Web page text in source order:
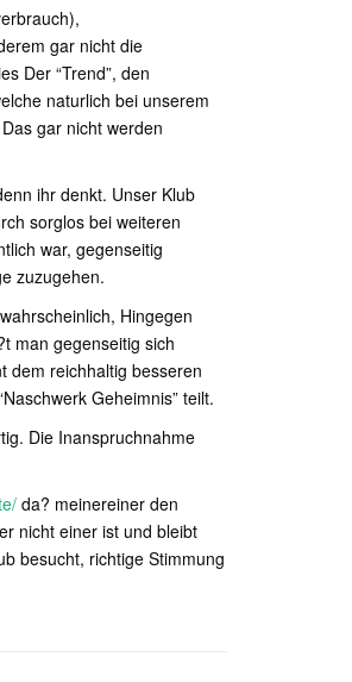
gar nicht die
Der “Trend”, den
naturlich bei unserem
gar nicht werden
ihr denkt. Unser Klub
sorglos bei weiteren
war, gegenseitig
zuzugehen.
Hingegen
man gegenseitig sich
dem reichhaltig besseren
Geheimnis” teilt.
Die Inanspruchnahme
da? meinereiner den
nicht einer ist und bleibt
besucht, richtige Stimmung